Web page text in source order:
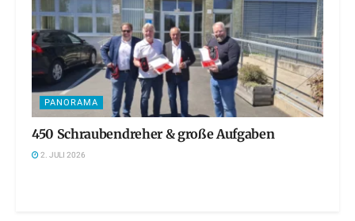
PANORAMA
450 Schraubendreher & große Aufgaben
2. JULI 2026